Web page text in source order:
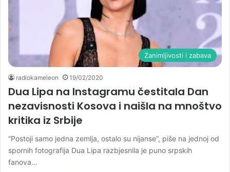
Zanimljivosti i zabava
radiokameleon 19/02/2020
Dua Lipa na Instagramu čestitala Dan
nezavisnosti Kosova i naišla na mnoštvo
kritika iz Srbije
“Postoji samo jedna zemlja, ostalo su nijanse”, piše na jednoj od
spornih fotografija Dua Lipa razbjesnila je puno srpskih
fanova…